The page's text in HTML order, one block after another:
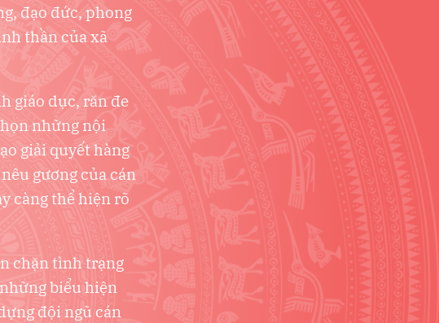
đạo đức, phong
thần của xã
giáo dục, răn đe
những nội
giải quyết hàng
gương của cán
càng thể hiện rõ
chặn tình trạng
biểu hiện
đội ngũ cán